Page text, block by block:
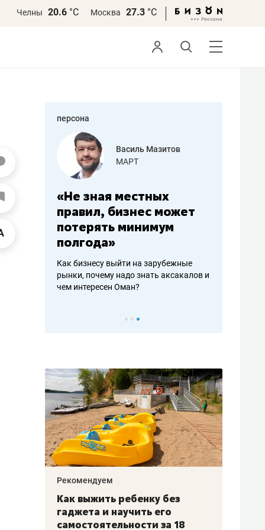
Челны 20.6 °С Москва 27.3 °С
персона
работа
Василь Мазитов
МАРТ
«Не зная местных
правил, бизнес может
потерять минимум
полгода»
Как бизнесу выйти на зарубежные
рынки, почему надо знать аксакалов и
чем интересен Оман?
–
Рекомендуем
Как выжить ребенку без
гаджета и научить его
самостоятельности за 18